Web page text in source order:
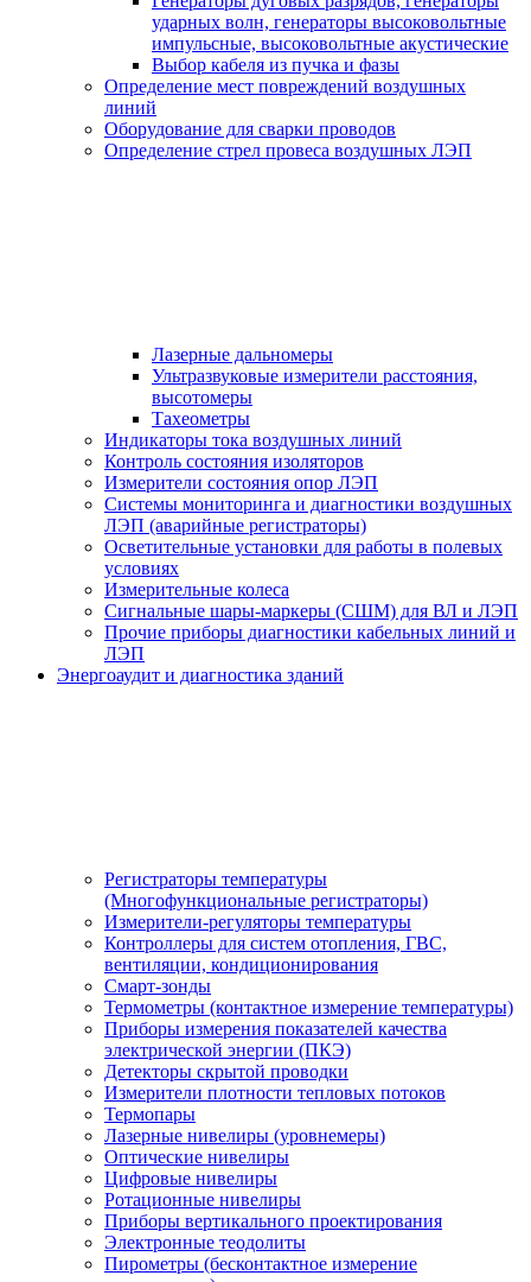
ударных волн, генераторы высоковольтные
импульсные, высоковольтные акустические
Выбор кабеля из пучка и фазы
Определение мест повреждений воздушных
линий
Оборудование для сварки проводов
Определение стрел провеса воздушных ЛЭП
Лазерные дальномеры
Ультразвуковые измерители расстояния,
высотомеры
Тахеометры
Индикаторы тока воздушных линий
Контроль состояния изоляторов
Измерители состояния опор ЛЭП
Системы мониторинга и диагностики воздушных
ЛЭП (аварийные регистраторы)
Осветительные установки для работы в полевых
условиях
Измерительные колеса
Сигнальные шары-маркеры (СШМ) для ВЛ и ЛЭП
Прочие приборы диагностики кабельных линий и
ЛЭП
Энергоаудит и диагностика зданий
Регистраторы температуры
(Многофункциональные регистраторы)
Измерители-регуляторы температуры
Контроллеры для систем отопления, ГВС,
вентиляции, кондиционирования
Смарт-зонды
Термометры (контактное измерение температуры)
Приборы измерения показателей качества
электрической энергии (ПКЭ)
Детекторы скрытой проводки
Измерители плотности тепловых потоков
Термопары
Лазерные нивелиры (уровнемеры)
Оптические нивелиры
Цифровые нивелиры
Ротационные нивелиры
Приборы вертикального проектирования
Электронные теодолиты
Пирометры (бесконтактное измерение